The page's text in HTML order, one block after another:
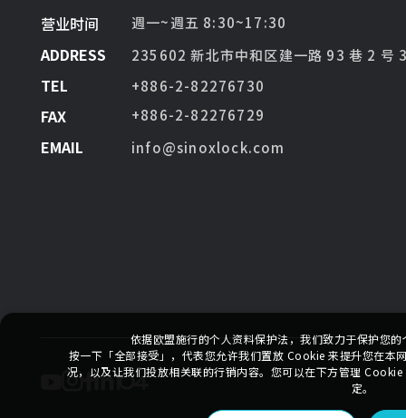
营业时间 週一~週五 8:30~17:30
ADDRESS 235602 新北市中和区建一路 93 巷 2 号
TEL +886-2-82276730
FAX +886-2-82276729
EMAIL info@sinoxlock.com
依据欧盟施行的个人资料保护法，我们致力于保护您的
按一下「全部接受」，代表您允许我们置放 Cookie 来提升您在本
况，以及让我们投放相关联的行销内容。您可以在下方管理
定。